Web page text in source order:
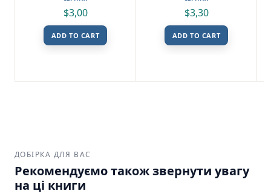
$3,00
ADD TO CART
$3,30
ADD TO CART
ДОБІРКА ДЛЯ ВАС
Рекомендуємо також звернути увагу
на ці книги